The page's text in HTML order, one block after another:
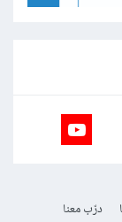
درّب معنا